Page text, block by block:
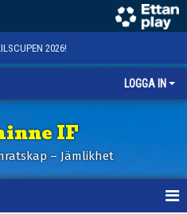
2026!
LOGGA IN
IF
– Jämlikhet